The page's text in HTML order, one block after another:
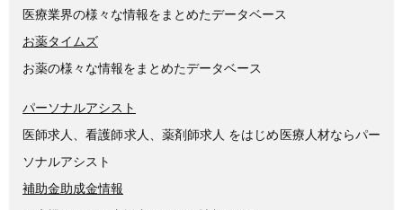
医療業界の様々な情報をまとめたデータベース
お薬タイムズ
お薬の様々な情報をまとめたデータベース
パーソナルアシスト
医師求人、看護師求人、薬剤師求人 をはじめ医療人材ならパー
ソナルアシスト
補助金助成金情報